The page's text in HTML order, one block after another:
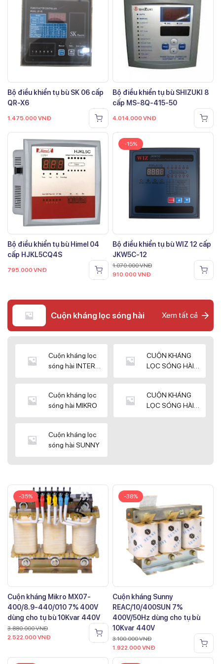
Bộ điều khiển tụ bù SK 06 cấp
QR-X6
1.475.000 VNĐ
Bộ điều khiển tụ bù SHIZUKI 8
cấp MS-8Q-415-50
4.014.000 VNĐ
Bộ điều khiển tụ bù Himel 04
cấp HJKL5CQ4S
795.000 VNĐ
-15%
Bộ điều khiển tụ bù WIZ 12 cấp
JKW5C-12
1.070.000VNĐ
910.000 VNĐ
Cuộn kháng lọc sóng hài Xem tất cả
Cuộn kháng lọc
sóng hài INTER
CUỘN KHÁNG
LỌC SÓNG HÀI
Cuộn kháng lọc
sóng hài MIKRO
CUỘN KHÁNG
LỌC SÓNG HÀI
Cuộn kháng lọc
sóng hài SUNNY
-35%
Cuộn kháng Mikro MX07-
400/8.9-440/010 7% 400V
dùng cho tụ bù 10Kvar 440V
3.880.000VNĐ
2.522.000 VNĐ
-38%
Cuộn kháng Sunny
REAC/10/400SUN 7%
400V/50Hz dùng cho tụ bù
10Kvar 440V
3.100.000VNĐ
1.922.000 VNĐ